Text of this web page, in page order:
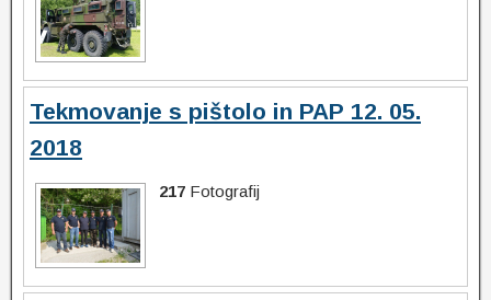
Tekmovanje s pištolo in PAP 12. 05.
2018
217 Fotografij